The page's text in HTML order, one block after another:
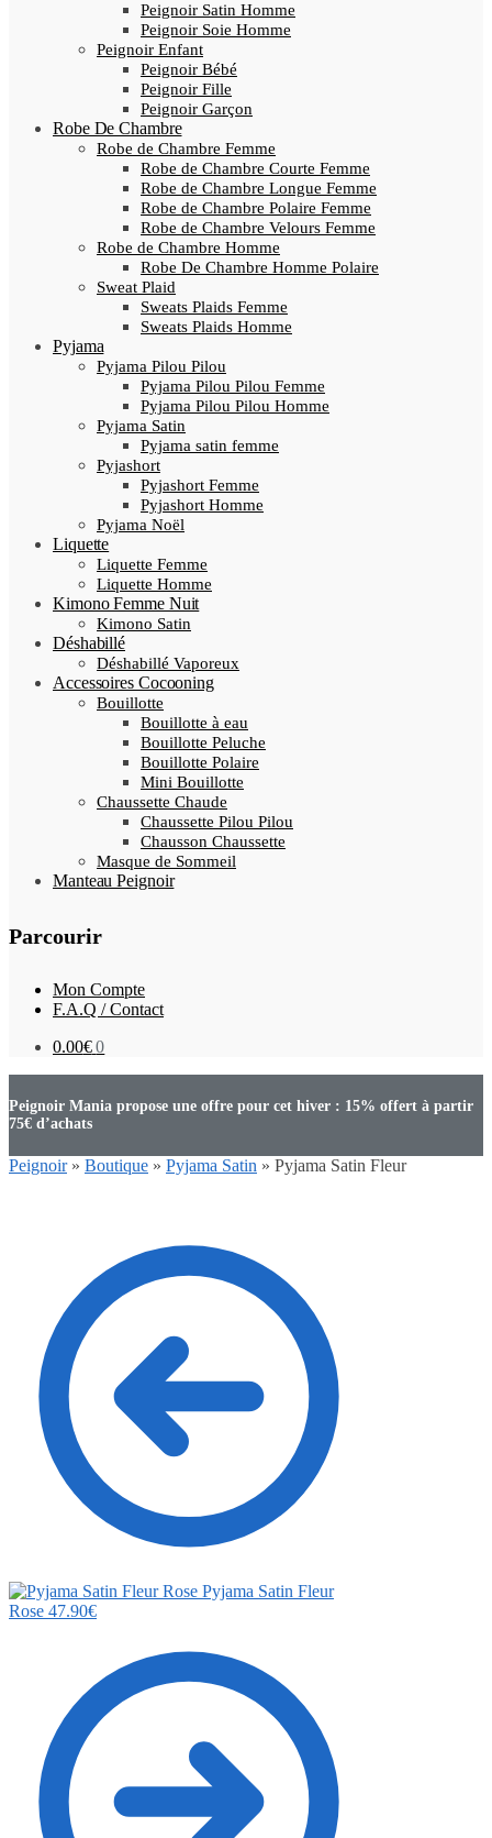
Peignoir Satin Homme
Peignoir Soie Homme
Peignoir Enfant
Peignoir Bébé
Peignoir Fille
Peignoir Garçon
Robe De Chambre
Robe de Chambre Femme
Robe de Chambre Courte Femme
Robe de Chambre Longue Femme
Robe de Chambre Polaire Femme
Robe de Chambre Velours Femme
Robe de Chambre Homme
Robe De Chambre Homme Polaire
Sweat Plaid
Sweats Plaids Femme
Sweats Plaids Homme
Pyjama
Pyjama Pilou Pilou
Pyjama Pilou Pilou Femme
Pyjama Pilou Pilou Homme
Pyjama Satin
Pyjama satin femme
Pyjashort
Pyjashort Femme
Pyjashort Homme
Pyjama Noël
Liquette
Liquette Femme
Liquette Homme
Kimono Femme Nuit
Kimono Satin
Déshabillé
Déshabillé Vaporeux
Accessoires Cocooning
Bouillotte
Bouillotte à eau
Bouillotte Peluche
Bouillotte Polaire
Mini Bouillotte
Chaussette Chaude
Chaussette Pilou Pilou
Chausson Chaussette
Masque de Sommeil
Manteau Peignoir
Parcourir
Mon Compte
F.A.Q / Contact
0.00€ 0
Peignoir Mania propose une offre pour cet hiver : 15% offert à partir
75€ d’achats
Peignoir » Boutique » Pyjama Satin » Pyjama Satin Fleur
Pyjama Satin Fleur
Rose 47.90€